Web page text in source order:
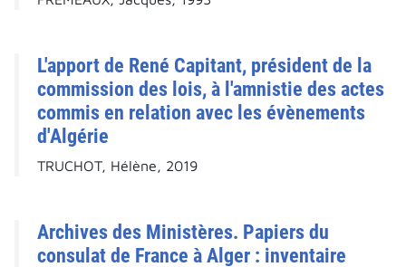
L'apport de René Capitant, président de la
commission des lois, à l'amnistie des actes
commis en relation avec les évènements
d'Algérie
TRUCHOT, Hélène, 2019
Archives des Ministères. Papiers du
consulat de France à Alger : inventaire